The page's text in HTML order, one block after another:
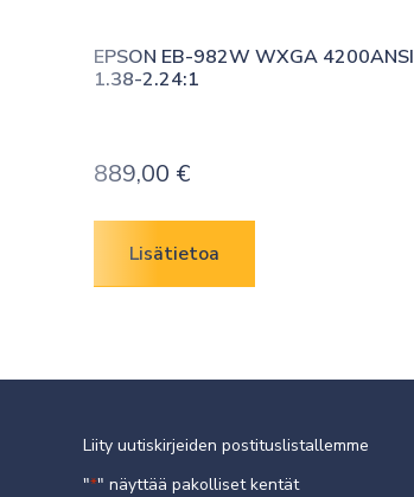
EPSON EB-982W WXGA 4200ANSI
1.38-2.24:1
889,00 €
Lisätietoa
Liity uutiskirjeiden postituslistallemme
"*" näyttää pakolliset kentät